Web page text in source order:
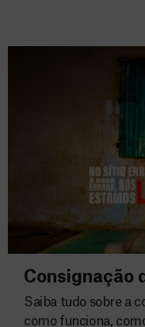
Consignação
Saiba tudo sobre a
como funciona,